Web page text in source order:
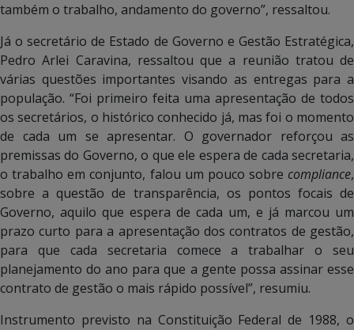
também o trabalho, andamento do governo”, ressaltou.
Já o secretário de Estado de Governo e Gestão Estratégica,
Pedro Arlei Caravina, ressaltou que a reunião tratou de
várias questões importantes visando as entregas para a
população. “Foi primeiro feita uma apresentação de todos
os secretários, o histórico conhecido já, mas foi o momento
de cada um se apresentar. O governador reforçou as
premissas do Governo, o que ele espera de cada secretaria,
o trabalho em conjunto, falou um pouco sobre compliance,
sobre a questão de transparência, os pontos focais de
Governo, aquilo que espera de cada um, e já marcou um
prazo curto para a apresentação dos contratos de gestão,
para que cada secretaria comece a trabalhar o seu
planejamento do ano para que a gente possa assinar esse
contrato de gestão o mais rápido possível”, resumiu.
Instrumento previsto na Constituição Federal de 1988, o